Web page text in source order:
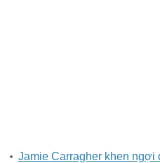
Jamie Carragher khen ngợi